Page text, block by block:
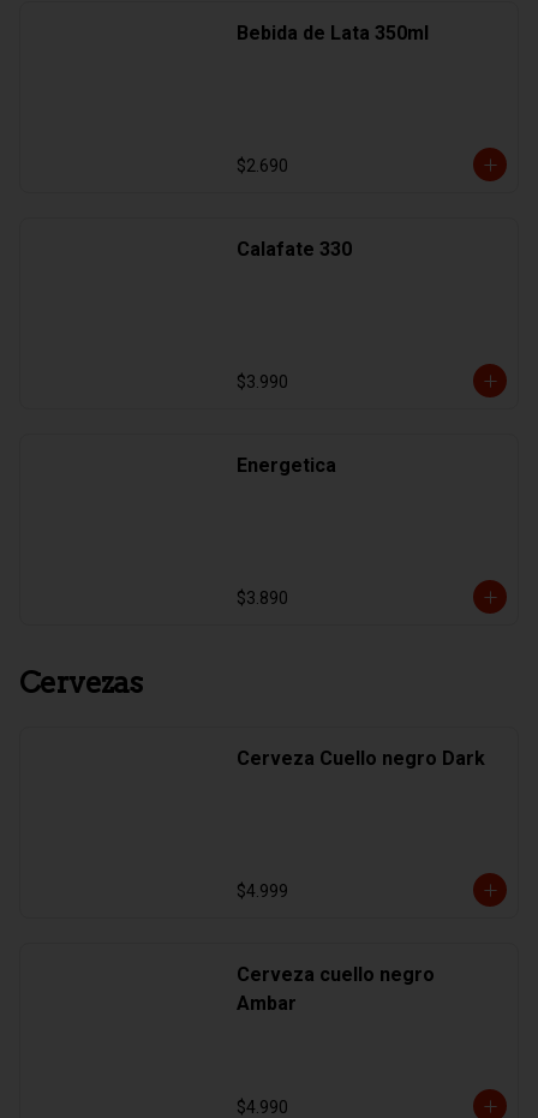
Bebida de Lata 350ml
$2.690
Calafate 330
$3.990
Energetica
$3.890
Cervezas
Cerveza Cuello negro Dark
$4.999
Cerveza cuello negro
Ambar
$4.990